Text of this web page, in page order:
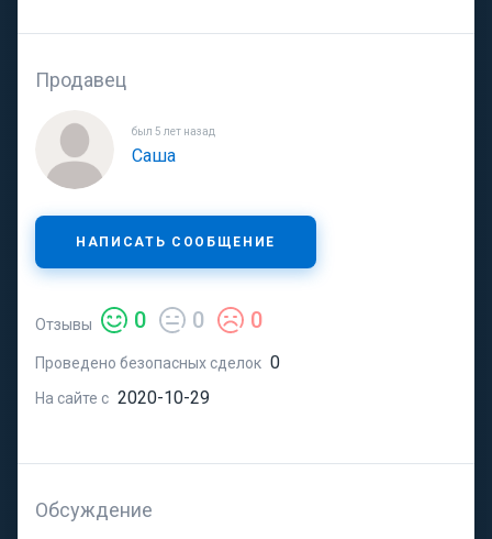
Продавец
был 5 лет назад
Саша
НАПИСАТЬ СООБЩЕНИЕ
Отзывы 0 0 0
Проведено безопасных сделок 0
На сайте с 2020-10-29
Обсуждение